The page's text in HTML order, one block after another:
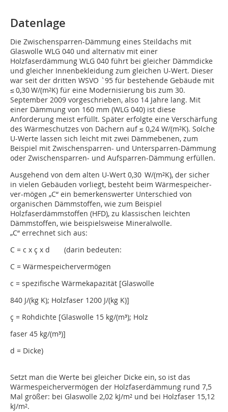
Datenlage
Die Zwischensparren-Dämmung eines Steildachs mit
Glaswolle WLG 040 und alternativ mit einer
Holzfaserdämmung WLG 040 führt bei gleicher Dämmdicke
und gleicher Innenbekleidung zum gleichen U-Wert. Dieser
war seit der dritten WSVO `95 für bestehende Gebäude mit
≤ 0,30 W/(m²K) für eine Modernisierung bis zum 30.
September 2009 vorgeschrieben, also 14 Jahre lang. Mit
einer Dämmung von 160 mm (WLG 040) ist diese
Anforderung meist erfüllt. Später erfolgte eine Verschärfung
des Wärmeschutzes von Dächern auf ≤ 0,24 W/(m²K). Solche
U-Werte lassen sich leicht mit zwei Dämmebenen, zum
Beispiel mit Zwischensparren- und Untersparren-Dämmung
oder Zwischensparren- und Aufsparren-Dämmung erfüllen.
Ausgehend von dem alten U-Wert 0,30 W/(m²K), der sicher
in vielen Gebäuden vorliegt, besteht beim Wärmespeicher­
ver-­mögen „C“ ein bemerkenswerter Unterschied von
organischen Dämmstoffen, wie zum Beispiel
Holzfaserdämmstoffen (HFD), zu klassischen leichten
Dämmstoffen, wie beispielsweise Mineralwolle.
„C“ errechnet sich aus:
C = c x ç x d (darin bedeuten:
C = Wärmespeichervermögen
c = spezifische Wärmekapazität [Glaswolle
840 J/(kg K); Holzfaser 1200 J/(kg K)]
ç = Rohdichte [Glaswolle 15 kg/(m³); Holz
faser 45 kg/(m³)]
d = Dicke)
Setzt man die Werte bei gleicher Dicke ein, so ist das
Wärmespeichervermögen der Holzfaserdämmung rund 7,5
Mal größer: bei Glaswolle 2,02 kJ/m² und bei Holzfaser 15,12
kJ/m².